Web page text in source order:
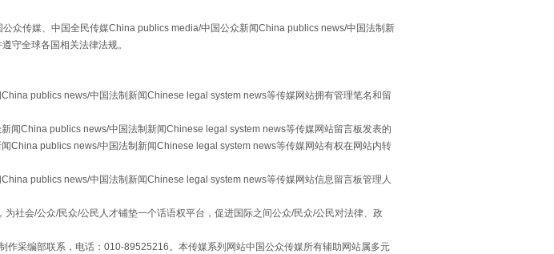
"里的骗局 习近平的“航天情”
众传媒、中国全民传媒China publics media/中国公众新闻China publics news/中国法制新
守全球各国相关法律法规。
publics news/中国法制新闻Chinese legal system news等传媒网站拥有管理笔名和留
闻China publics news/中国法制新闻Chinese legal system news等传媒网站留言板发表的
China publics news/中国法制新闻Chinese legal system news等传媒网站有权在网站内转
publics news/中国法制新闻Chinese legal system news等传媒网站信息留言板管理人
社会/公众/民众/公民人才铺垫一个话语权平台，促进国际之间公众/民众/公民对法律、政
采编部联系，电话：010-89525216。本传媒系列网站中国公众传媒所有辅助网站属多元